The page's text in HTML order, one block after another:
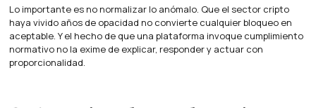
Lo importante es no normalizar lo anómalo. Que el sector cripto
haya vivido años de opacidad no convierte cualquier bloqueo en
aceptable. Y el hecho de que una plataforma invoque cumplimiento
normativo no la exime de explicar, responder y actuar con
proporcionalidad.